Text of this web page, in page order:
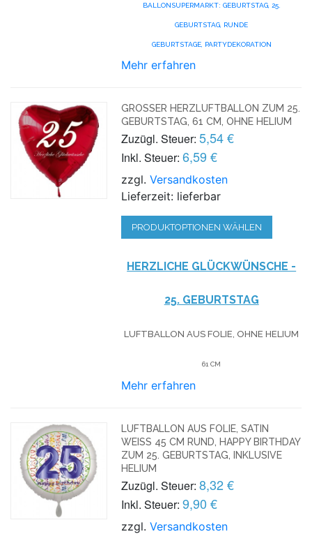
BALLONSUPERMARKT: GEBURTSTAG, 25.
GEBURTSTAG, RUNDE
GEBURTSTAGE, PARTYDEKORATION
Mehr erfahren
GROSSER HERZLUFTBALLON ZUM 25. G
EBURTSTAG, 61 CM, OHNE HELIUM
Zuzügl. Steuer: 5,54 €
Inkl. Steuer: 6,59 €
zzgl.Versandkosten
Lieferzeit: lieferbar
PRODUKTOPTIONEN WÄHLEN
HERZLICHE GLÜCKWÜNSCHE -
25. GEBURTSTAG
LUFTBALLON AUS FOLIE, OHNE HELIUM
61 CM
Mehr erfahren
LUFTBALLON AUS FOLIE, SATIN
WEISS 45 CM RUND, HAPPY BIRTHDAY Z
UM 25. GEBURTSTAG, INKLUSIVE H
ELIUM
Zuzügl. Steuer: 8,32 €
Inkl. Steuer: 9,90 €
zzgl.Versandkosten